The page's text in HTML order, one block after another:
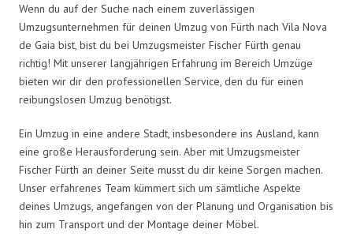
Wenn du auf der Suche nach einem zuverlässigen
Umzugsunternehmen für deinen Umzug von Fürth nach Vila Nova
de Gaia bist, bist du bei Umzugsmeister Fischer Fürth genau
richtig! Mit unserer langjährigen Erfahrung im Bereich Umzüge
bieten wir dir den professionellen Service, den du für einen
reibungslosen Umzug benötigst.
Ein Umzug in eine andere Stadt, insbesondere ins Ausland, kann
eine große Herausforderung sein. Aber mit Umzugsmeister
Fischer Fürth an deiner Seite musst du dir keine Sorgen machen.
Unser erfahrenes Team kümmert sich um sämtliche Aspekte
deines Umzugs, angefangen von der Planung und Organisation bis
hin zum Transport und der Montage deiner Möbel.